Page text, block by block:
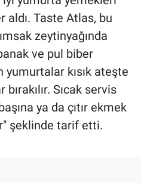
aldı. Taste Atlas, bu
zeytinyağında
ve pul biber
yumurtalar kısık ateşte
Sıcak servis
ya da çıtır ekmek
şeklinde tarif etti.